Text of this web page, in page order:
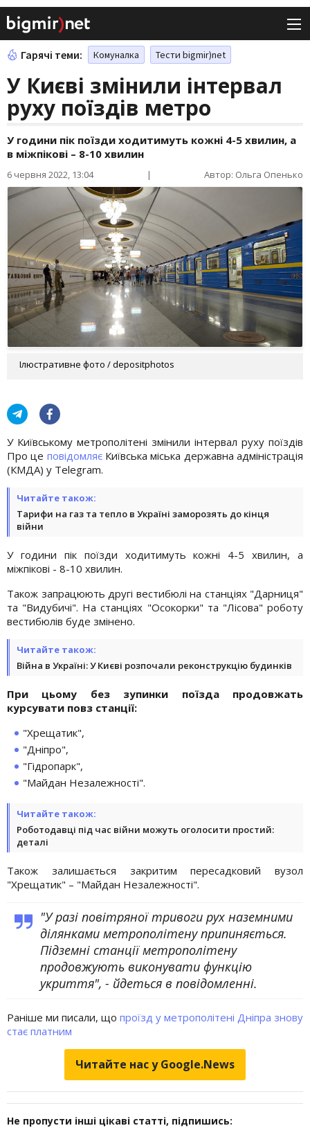
Гарячі теми: Комуналка Тести bigmir)net
У Києві змінили інтервал
руху поїздів метро
У години пік поїзди ходитимуть кожні 4-5 хвилин, а
в міжпікові – 8-10 хвилин
6 червня 2022, 13:04 | Автор: Ольга Опенько
Ілюстративне фото / depositphotos
У Київському метрополітені змінили інтервал руху поїздів
Про це повідомляєКиївська міська державна адміністрація
(КМДА) у Telegram.
Читайте також:
Тарифи на газ та тепло в Україні заморозять до кінця
війни
У години пік поїзди ходитимуть кожні 4-5 хвилин, а
міжпікові - 8-10 хвилин.
Також запрацюють другі вестибюлі на станціях "Дарниця"
та "Видубичі". На станціях "Осокорки" та "Лісова" роботу
вестибюлів буде змінено.
Читайте також:
Війна в Україні: У Києві розпочали реконструкцію будинків
При цьому без зупинки поїзда продовжать
курсувати повз станції:
"Хрещатик",
"Дніпро",
"Гідропарк",
"Майдан Незалежності".
Читайте також:
Роботодавці під час війни можуть оголосити простий:
деталі
Також залишається закритим пересадковий вузол
"Хрещатик" – "Майдан Незалежності".
"У разі повітряної тривоги рух наземними
ділянками метрополітену припиняється.
Підземні станції метрополітену
продовжують виконувати функцію
укриття", - йдеться в повідомленні.
Раніше ми писали, що проїзд у метрополітені Дніпра знову
стає платним
Читайте нас у Google.News
Не пропусти інші цікаві статті, підпишись: